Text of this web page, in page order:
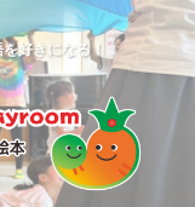
好きになる！